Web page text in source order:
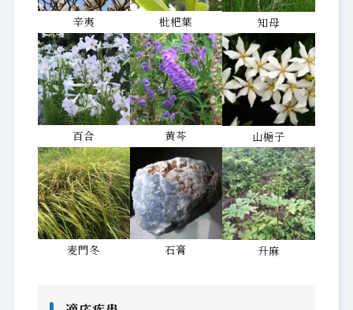
辛夷 枇杷葉 知母
百合 黄芩 山梔子
麦門冬 石膏 升麻